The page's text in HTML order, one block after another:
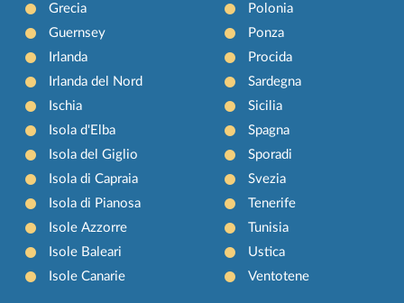
Grecia
Guernsey
Irlanda
Irlanda del Nord
Ischia
Isola d'Elba
Isola del Giglio
Isola di Capraia
Isola di Pianosa
Isole Azzorre
Isole Baleari
Isole Canarie
Polonia
Ponza
Procida
Sardegna
Sicilia
Spagna
Sporadi
Svezia
Tenerife
Tunisia
Ustica
Ventotene